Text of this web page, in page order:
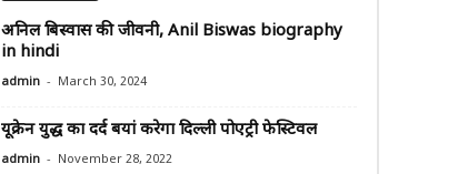
अनिल बिस्वास की जीवनी, Anil Biswas biography
in hindi
admin - March 30, 2024
यूक्रेन युद्ध का दर्द बयां करेगा दिल्ली पोएट्री फेस्टिवल
admin - November 28, 2022